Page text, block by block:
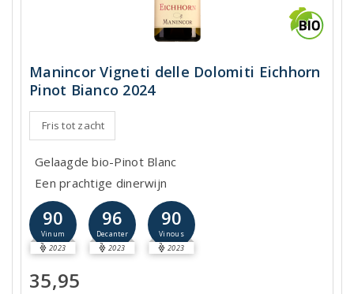
Manincor Vigneti delle Dolomiti Eichhorn
Pinot Bianco 2024
Fris tot zacht
Gelaagde bio-Pinot Blanc
Een prachtige dinerwijn
90
Vinum
2023
96
Decanter
2023
90
Vinous
2023
35,95